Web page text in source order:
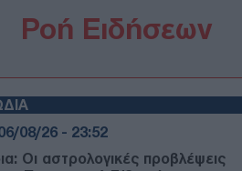
Ροή Ειδήσεων
08/26 - 23:52
Οι αστρολογικές προβλέψεις